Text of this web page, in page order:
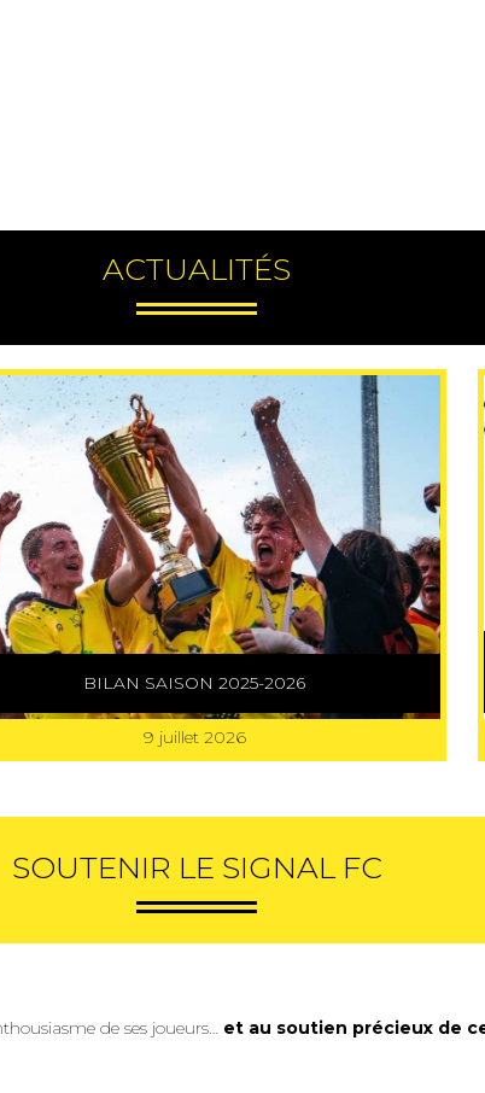
ACTUALITÉS
BILAN SAISON 2025-2026
9 juillet 2026
SOUTENIR LE SIGNAL FC
de ses joueurs… et au soutien précieux de